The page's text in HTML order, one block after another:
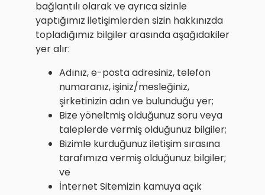
bağlantılı olarak ve ayrıca sizinle
yaptığımız iletişimlerden sizin hakkınızda
topladığımız bilgiler arasında aşağıdakiler
yer alır:
Adınız, e-posta adresiniz, telefon
numaranız, işiniz/mesleğiniz,
şirketinizin adın ve bulunduğu yer;
Bize yöneltmiş olduğunuz soru veya
taleplerde vermiş olduğunuz bilgiler;
Bizimle kurduğunuz iletişim sırasına
tarafımıza vermiş olduğunuz bilgiler;
ve
İnternet Sitemizin kamuya açık